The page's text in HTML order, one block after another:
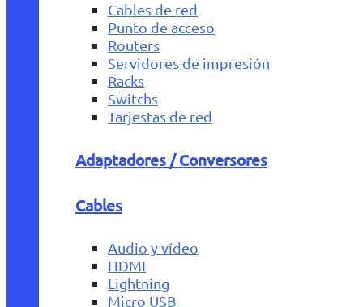
Cables de red
Punto de acceso
Routers
Servidores de impresión
Racks
Switchs
Tarjestas de red
Adaptadores / Conversores
Cables
Audio y vídeo
HDMI
Lightning
Micro USB